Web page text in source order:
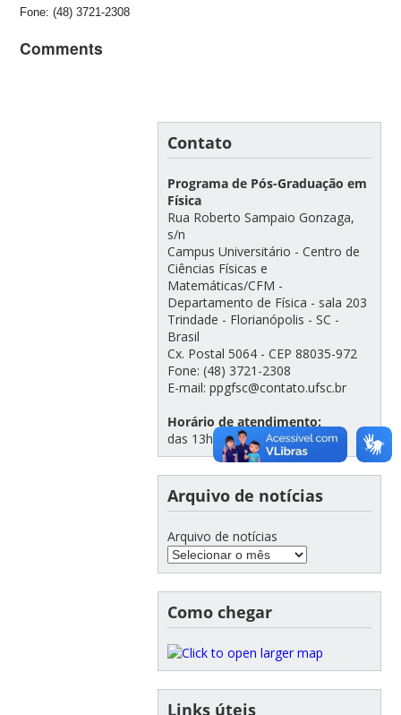
Fone: (48) 3721-2308
Comments
Contato
Programa de Pós-Graduação em
Física
Rua Roberto Sampaio Gonzaga,
s/n
Campus Universitário - Centro de
Ciências Físicas e
Matemáticas/CFM -
Departamento de Física - sala 203
Trindade - Florianópolis - SC -
Brasil
Cx. Postal 5064 - CEP 88035-972
Fone: (48) 3721-2308
E-mail: ppgfsc@contato.ufsc.br
Horário de atendimento:
das 13h e às 19h
Arquivo de notícias
Arquivo de notícias
Como chegar
Links úteis